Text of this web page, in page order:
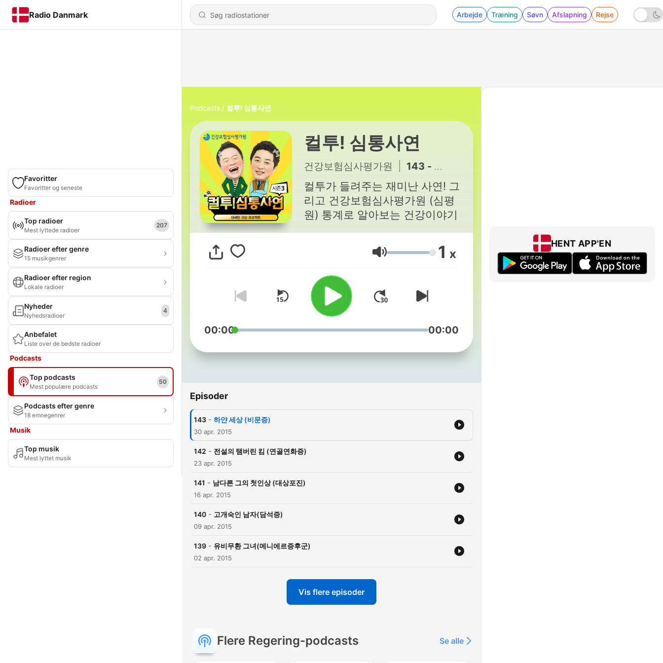
Radio Danmark Arbejde Træning Søvn Afslapning Rejse
Favoritter
Favoritter og seneste
Radioer
Top radioer
Mest lyttede radioer
207
Radioer efter genre
15 musikgenrer
Radioer efter region
Lokale radioer
Nyheder
Nyhedsradioer
4
Anbefalet
Liste over de bedste radioer
Podcasts
Top podcasts
Mest populære podcasts
50
Podcasts efter genre
18 emnegenrer
Musik
Top musik
Mest lyttet musik
Podcasts 컬투! 심통사연
컬투! 심통사연
건강보험심사평가원 143 - 하얀 세상 (비문증)
컬투가 들려주는 재미난 사연! 그
리고 건강보험심사평가원 (심평
원) 통계로 알아보는 건강이야기
Lydstyrke 1 x
00:00 00:00
Episoder
143 - 하얀 세상 (비문증)
30 apr. 2015
142 - 전설의 탬버린 킴 (연골연화증)
23 apr. 2015
141 - 남다른 그의 첫인상 (대상포진)
16 apr. 2015
140 - 고개숙인 남자(담석증)
09 apr. 2015
139 - 유비무환 그녀(메니에르증후군)
02 apr. 2015
Vis flere episoder
Flere Regering-podcasts Se alle
HENT APP'EN